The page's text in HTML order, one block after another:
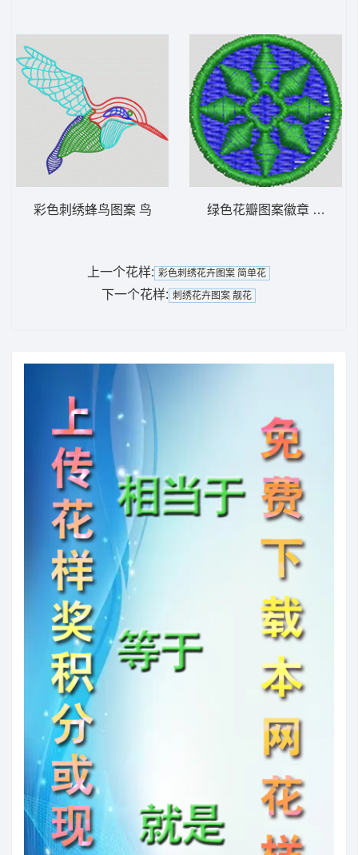
彩色刺绣蜂鸟图案 鸟 绿色花瓣图案徽章 男装 章
上一个花样: 彩色刺绣花卉图案 简单花
下一个花样: 刺绣花卉图案 靓花